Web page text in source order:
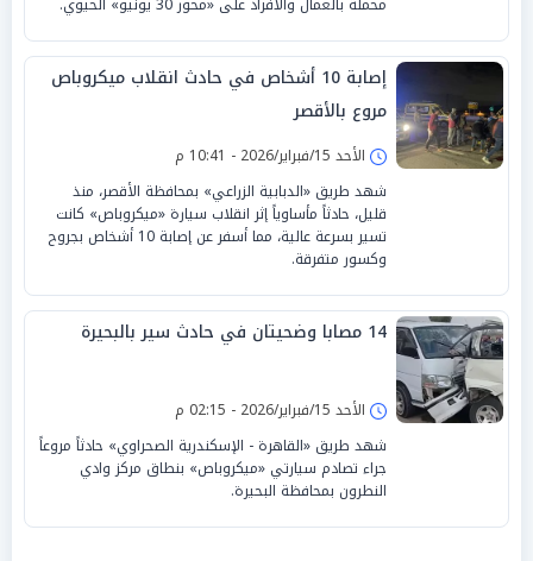
إصابة 10 أشخاص في حادث انقلاب ميكروباص
مروع بالأقصر
الأحد 15/فبراير/2026 - 10:41 م
شهد طريق «الدبابية الزراعي» بمحافظة الأقصر، منذ
قليل، حادثاً مأساوياً إثر انقلاب سيارة «ميكروباص» كانت
تسير بسرعة عالية، مما أسفر عن إصابة 10 أشخاص بجروح
وكسور متفرقة.
14 مصابا وضحيتان في حادث سير بالبحيرة
الأحد 15/فبراير/2026 - 02:15 م
شهد طريق «القاهرة - الإسكندرية الصحراوي» حادثاً مروعاً
جراء تصادم سيارتي «ميكروباص» بنطاق مركز وادي
النطرون بمحافظة البحيرة.